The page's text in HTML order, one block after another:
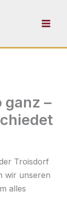
ganz –
Troisdorf
wir unseren
alles